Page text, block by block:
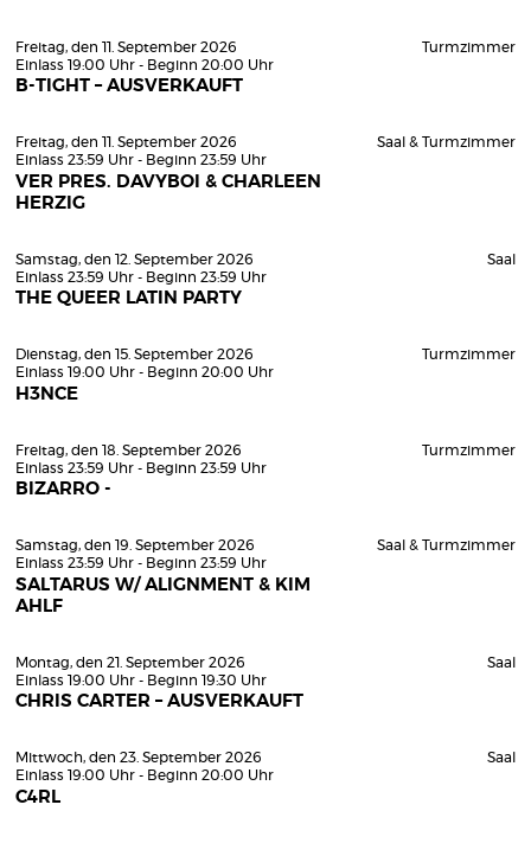
Freitag, den 11. September 2026
Einlass 19:00 Uhr - Beginn 20:00 Uhr
B-TIGHT – AUSVERKAUFT
Turmzimmer
Freitag, den 11. September 2026
Einlass 23:59 Uhr - Beginn 23:59 Uhr
VER PRES. DAVYBOI & CHARLEEN
HERZIG
Saal & Turmzimmer
Samstag, den 12. September 2026
Einlass 23:59 Uhr - Beginn 23:59 Uhr
THE QUEER LATIN PARTY
Saal
Dienstag, den 15. September 2026
Einlass 19:00 Uhr - Beginn 20:00 Uhr
H3NCE
Turmzimmer
Freitag, den 18. September 2026
Einlass 23:59 Uhr - Beginn 23:59 Uhr
BIZARRO -
Turmzimmer
Samstag, den 19. September 2026
Einlass 23:59 Uhr - Beginn 23:59 Uhr
SALTARUS W/ ALIGNMENT & KIM
AHLF
Saal & Turmzimmer
Montag, den 21. September 2026
Einlass 19:00 Uhr - Beginn 19:30 Uhr
CHRIS CARTER – AUSVERKAUFT
Saal
Mittwoch, den 23. September 2026
Einlass 19:00 Uhr - Beginn 20:00 Uhr
C4RL
Saal